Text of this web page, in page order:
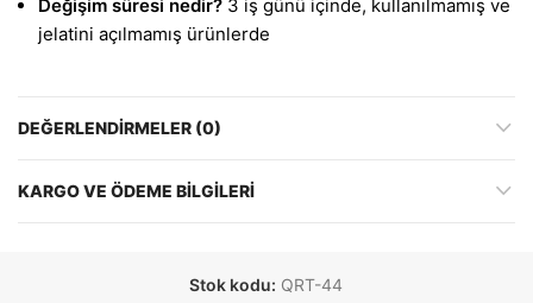
Değişim süresi nedir? 3 iş günü içinde, kullanılmamış ve
jelatini açılmamış ürünlerde
DEĞERLENDIRMELER (0)
KARGO VE ÖDEME BILGILERI
Stok kodu: QRT-44